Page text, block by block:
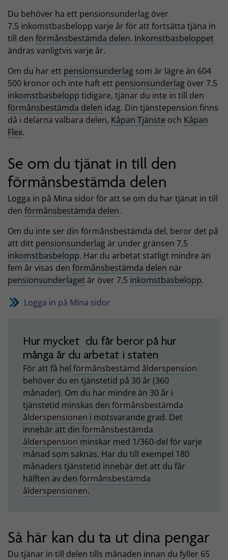
Du behöver ha ett pensionsunderlag över
7.5 inkomstbasbelopp varje år för att fortsätta tjäna in
till den förmånsbestämda delen. Inkomstbasbeloppet
ändras vanligtvis varje år.
Om du har ett pensionsunderlag som är lägre än 604
500 kronor och inte haft ett pensionsunderlag över 7.5
inkomstbasbelopp tidigare, tjänar du inte in till den
förmånsbestämda delen idag. Din tjänstepension finns
då i delarna valbara delen, Kåpan Tjänste och Kåpan
Flex.
Se om du tjänat in till den
förmånsbestämda delen
Logga in på Mina sidor för att se om du har tjänat in till
den förmånsbestämda delen.
Om du inte ser din förmånsbestämda del, beror det på
att ditt pensionsunderlagär under gränsen 7,5
inkomstbasbelopp. Har du arbetat statligt mindre än
fem år visas den förmånsbestämda delen när
pensionsunderlagetär över 7,5 inkomstbasbelopp.
Logga in på Mina sidor
Hur mycket du får beror på hur
många år du arbetat i staten
För att få hel förmånsbestämd ålderspension
behöver du en tjänstetid på 30 år (360
månader). Om du har mindre än 30 år i
tjänstetid minskas den förmånsbestämda
ålderspensionen i motsvarande grad. Det
innebär att din förmånsbestämda
ålderspension minskar med 1/360-del för varje
månad som saknas. Har du till exempel 180
månaders tjänstetid innebär det att du får
hälften av den förmånsbestämda
ålderspensionen.
Så här kan du ta ut dina pengar
Du tjänar in till delen tills månaden innan du fyller 65